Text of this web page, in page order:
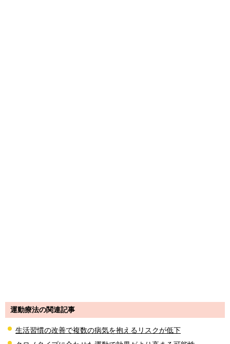
運動療法の関連記事
生活習慣の改善で複数の病気を抱えるリスクが低下